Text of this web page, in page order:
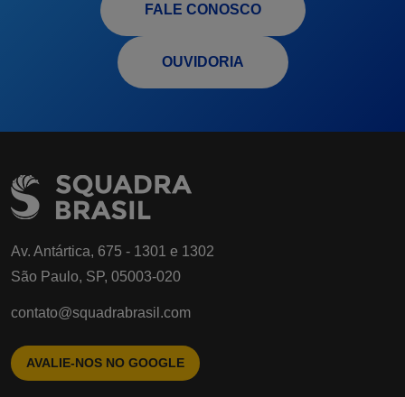
FALE CONOSCO
OUVIDORIA
Av. Antártica, 675 - 1301 e 1302
São Paulo, SP, 05003-020
contato@squadrabrasil.com
AVALIE-NOS NO GOOGLE